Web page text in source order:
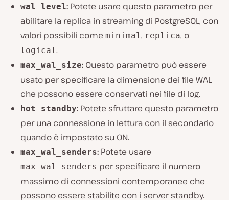
wal_level: Potete usare questo parametro per
abilitare la replica in streaming di PostgreSQL, con
valori possibili come minimal, replica, o
logical.
max_wal_size: Questo parametro può essere
usato per specificare la dimensione dei file WAL
che possono essere conservati nei file di log.
hot_standby: Potete sfruttare questo parametro
per una connessione in lettura con il secondario
quando è impostato su ON.
max_wal_senders: Potete usare
max_wal_senders per specificare il numero
massimo di connessioni contemporanee che
possono essere stabilite con i server standby.